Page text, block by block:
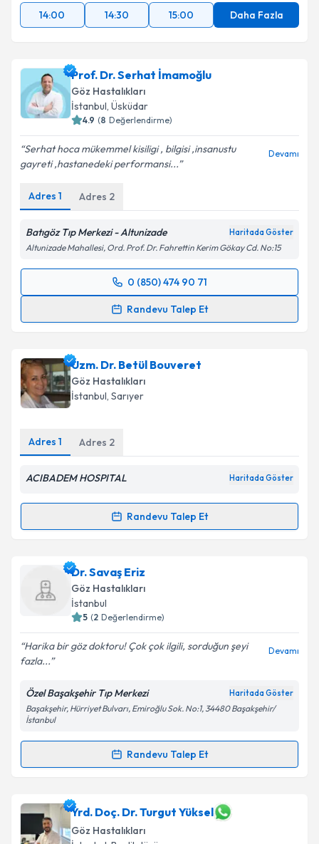
Takvim Talebini Gönder
14:00
14:30 15:00 Daha Fazla
Prof. Dr. Serhat İmamoğlu
Göz Hastalıkları
İstanbul, Üsküdar
4.9 (8 Değerlendirme)
Serhat hoca mükemmel kisiligi , bilgisi ,insanustu
gayreti ,hastanedeki performansi...
Devamı
Adres 1 Adres 2
Batıgöz Tıp Merkezi - Altunizade Haritada Göster
Altunizade Mahallesi, Ord. Prof. Dr. Fahrettin Kerim Gökay Cd. No:15
0 (850) 474 90 71
Randevu Talep Et
Randevu Takvimi Talebi
için bir takvim hazırlandığında e-posta ile
bilgilendireceğiz.
E-posta Adresiniz
Kişisel verilerimin işlenmesine ilişkin
Aydınlatma
kapsamda işlenmesini kabul ediyorum.
Uzm. Dr. Betül Bouveret
Göz Hastalıkları
İstanbul, Sarıyer
Adres 1 Adres 2
ACIBADEM HOSPITAL Haritada Göster
Randevu Talep Et
Randevu Takvimi Talebi
Uzm. Dr. Betül Bouveret
oluşturun. Size bu uzmandan randevu almanız için bir
takvim hazırlandığında e-posta ile bilgilendireceğiz.
Kişisel verilerimin işlenmesine ilişkin
Aydınlatma
Metni'ni okudum ve kişisel verilerimin belirtilen
Takvim Talebini Gönder
Dr. Savaş Eriz
Göz Hastalıkları
İstanbul
5 (2 Değerlendirme)
Harika bir göz doktoru! Çok çok ilgili, sorduğun şeyi
fazla...
Devamı
Özel Başakşehir Tıp Merkezi Haritada Göster
Başakşehir, Hürriyet Bulvarı, Emiroğlu Sok. No:1, 34480 Başakşehir/
İstanbul
Randevu Talep Et
Randevu Takvimi Talebi
Dr. Savaş Eriz için randevu takvimi talebi oluşturun.
Size bu uzmandan randevu almanız için bir takvim
hazırlandığında e-posta ile bilgilendireceğiz.
Yrd. Doç. Dr. Turgut Yüksel
Göz Hastalıkları